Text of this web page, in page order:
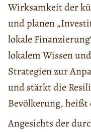
Wirksamkeit der
und planen
lokale
lokalem Wissen
Strategien zur
und stärkt die
Bevölkerung,
Angesichts der